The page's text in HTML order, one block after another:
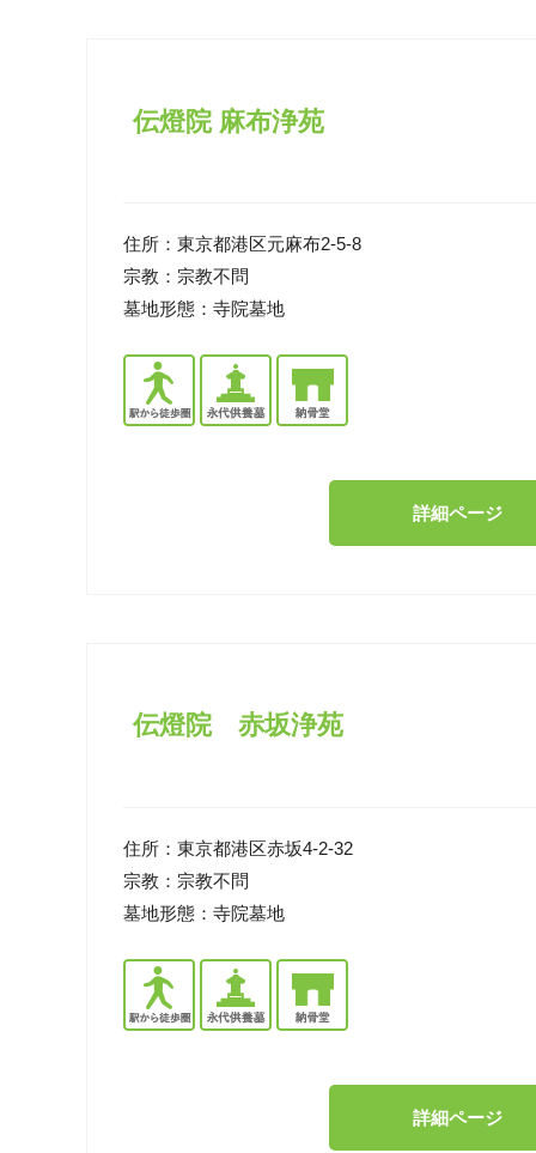
伝燈院 麻布浄苑
住所： 東京都港区元麻布2-5-8
宗教： 宗教不問
墓地形態： 寺院墓地
詳細ページ
伝燈院 赤坂浄苑
住所： 東京都港区赤坂4-2-32
宗教： 宗教不問
墓地形態： 寺院墓地
詳細ページ